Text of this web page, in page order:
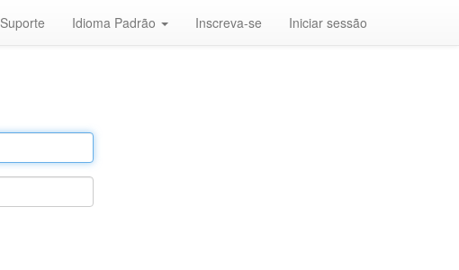
Suporte Idioma Padrão Inscreva-se Iniciar sessão